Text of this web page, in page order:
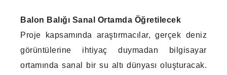
Balon Balığı Sanal Ortamda Öğretilecek
Proje kapsamında araştırmacılar, gerçek deniz
görüntülerine ihtiyaç duymadan bilgisayar
ortamında sanal bir su altı dünyası oluşturacak.